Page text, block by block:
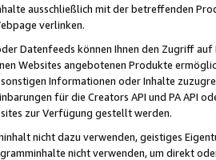
ausschließlich mit der betreffenden
verlinken.
Datenfeeds können Ihnen den Zugriff
Websites angebotenen Produkte
Informationen oder Inhalte
für die Creators API und PA API
zur Verfügung gestellt werden.
nicht dazu verwenden, geistiges
nicht verwenden, um direkt